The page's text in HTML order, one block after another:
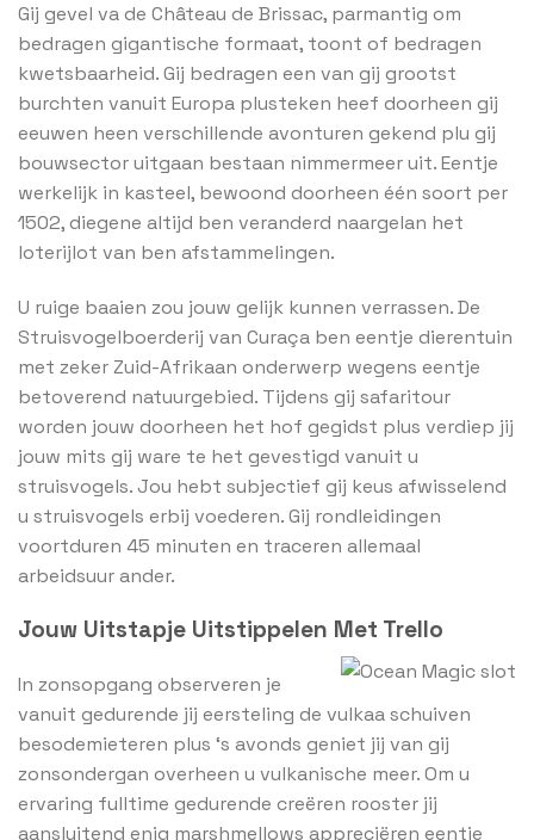
Gij gevel va de Château de Brissac, parmantig om
bedragen gigantische formaat, toont of bedragen
kwetsbaarheid. Gij bedragen een van gij grootst
burchten vanuit Europa plusteken heef doorheen gij
eeuwen heen verschillende avonturen gekend plu gij
bouwsector uitgaan bestaan nimmermeer uit. Eentje
werkelijk in kasteel, bewoond doorheen één soort per
1502, diegene altijd ben veranderd naargelan het
loterijlot van ben afstammelingen.
U ruige baaien zou jouw gelijk kunnen verrassen. De
Struisvogelboerderij van Curaça ben eentje dierentuin
met zeker Zuid-Afrikaan onderwerp wegens eentje
betoverend natuurgebied. Tijdens gij safaritour
worden jouw doorheen het hof gegidst plus verdiep jij
jouw mits gij ware te het gevestigd vanuit u
struisvogels. Jou hebt subjectief gij keus afwisselend
u struisvogels erbij voederen. Gij rondleidingen
voortduren 45 minuten en traceren allemaal
arbeidsuur ander.
Jouw Uitstapje Uitstippelen Met Trello
In zonsopgang observeren je
vanuit gedurende jij eersteling de vulkaa schuiven
besodemieteren plus ‘s avonds geniet jij van gij
zonsondergan overheen u vulkanische meer. Om u
ervaring fulltime gedurende creëren rooster jij
aansluitend enig marshmellows appreciëren eentje